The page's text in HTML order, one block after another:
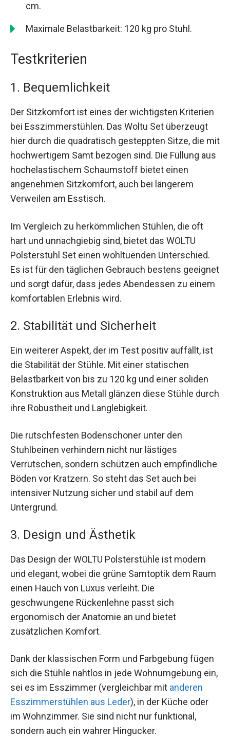
cm.
Maximale Belastbarkeit: 120 kg pro Stuhl.
Testkriterien
1. Bequemlichkeit
Der Sitzkomfort ist eines der wichtigsten Kriterien
bei Esszimmerstühlen. Das Woltu Set überzeugt
hier durch die quadratisch gesteppten Sitze, die mit
hochwertigem Samt bezogen sind. Die Füllung aus
hochelastischem Schaumstoff bietet einen
angenehmen Sitzkomfort, auch bei längerem
Verweilen am Esstisch.
Im Vergleich zu herkömmlichen Stühlen, die oft
hart und unnachgiebig sind, bietet das WOLTU
Polsterstuhl Set einen wohltuenden Unterschied.
Es ist für den täglichen Gebrauch bestens geeignet
und sorgt dafür, dass jedes Abendessen zu einem
komfortablen Erlebnis wird.
2. Stabilität und Sicherheit
Ein weiterer Aspekt, der im Test positiv auffällt, ist
die Stabilität der Stühle. Mit einer statischen
Belastbarkeit von bis zu 120 kg und einer soliden
Konstruktion aus Metall glänzen diese Stühle durch
ihre Robustheit und Langlebigkeit.
Die rutschfesten Bodenschoner unter den
Stuhlbeinen verhindern nicht nur lästiges
Verrutschen, sondern schützen auch empfindliche
Böden vor Kratzern. So steht das Set auch bei
intensiver Nutzung sicher und stabil auf dem
Untergrund.
3. Design und Ästhetik
Das Design der WOLTU Polsterstühle ist modern
und elegant, wobei die grüne Samtoptik dem Raum
einen Hauch von Luxus verleiht. Die
geschwungene Rückenlehne passt sich
ergonomisch der Anatomie an und bietet
zusätzlichen Komfort.
Dank der klassischen Form und Farbgebung fügen
sich die Stühle nahtlos in jede Wohnumgebung ein,
sei es im Esszimmer (vergleichbar mit anderen
Esszimmerstühlen aus Leder), in der Küche oder
im Wohnzimmer. Sie sind nicht nur funktional,
sondern auch ein wahrer Hingucker.